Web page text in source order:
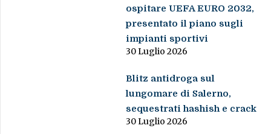
ospitare UEFA EURO 2032,
presentato il piano sugli
impianti sportivi
30 Luglio 2026
Blitz antidroga sul
lungomare di Salerno,
sequestrati hashish e crack
30 Luglio 2026